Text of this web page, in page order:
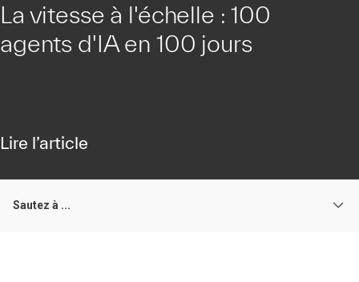
La vitesse à l'échelle : 100
agents d'IA en 100 jours
Lire l’article
Sautez à ...